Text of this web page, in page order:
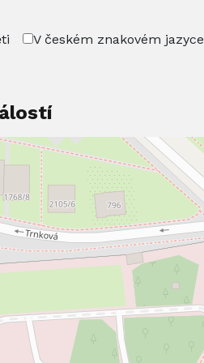
V českém znakovém jazyce